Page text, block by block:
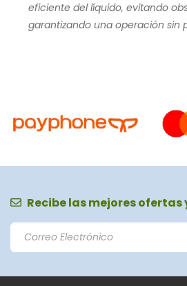
eficiente del líquido, evitando
garantizando una operación sin
Recibe las mejores